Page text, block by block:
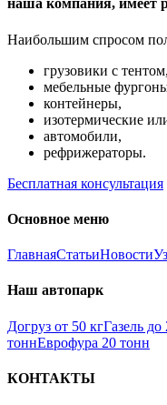
наша компания, имеет
Наибольшим спросом
грузовики с тентом,
мебельные
контейнеры,
изотермические
автомобили,
рефрижераторы.
Бесплатная консультация
Основное меню
ГлавнаяСтатьиНовости
Наш автопарк
Догруз от 50 кгГазель до
тоннЕврофура 20 тонн
КОНТАКТЫ